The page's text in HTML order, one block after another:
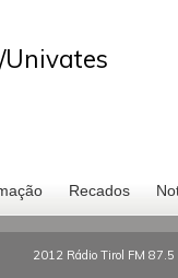
Recados
2012 Rádio Tirol FM 87.5